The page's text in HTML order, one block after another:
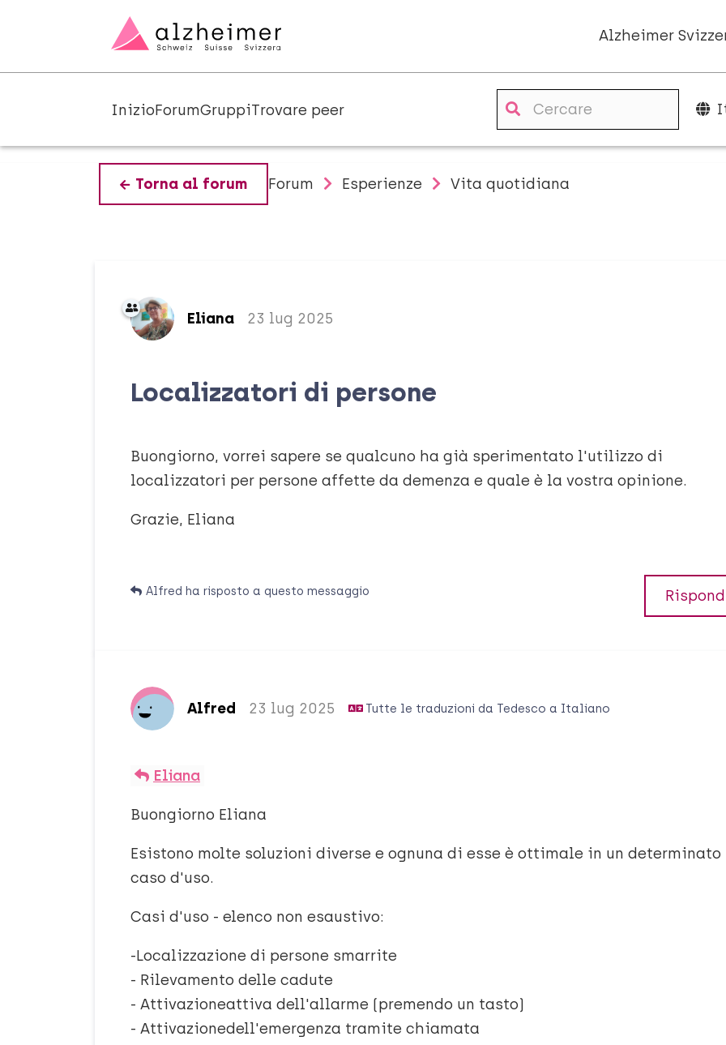
Alzheimer
InizioForumGruppiTrovare peer
Torna al forum Forum Esperienze Vita quotidiana
Eliana 23 lug 2025
Localizzatori di persone
Buongiorno, vorrei sapere se qualcuno ha già sperimentato l'utilizzo di
localizzatori per persone affette da demenza e quale è la vostra opinione.
Grazie, Eliana
Alfred ha risposto a questo messaggio
Alfred 23 lug 2025 Tutte le traduzioni da Tedesco a Italiano
Eliana
Buongiorno Eliana
Esistono molte soluzioni diverse e ognuna di esse è ottimale in un determinato
caso d'uso.
Casi d'uso - elenco non esaustivo:
-Localizzazione di persone smarrite
- Rilevamento delle cadute
- Attivazioneattiva dell'allarme (premendo un tasto)
- Attivazionedell'emergenza tramite chiamata